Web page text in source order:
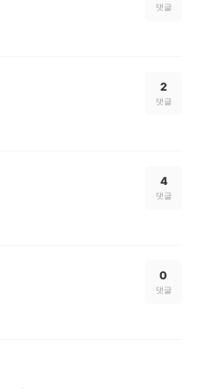
댓글
2
댓글
4
댓글
0
댓글